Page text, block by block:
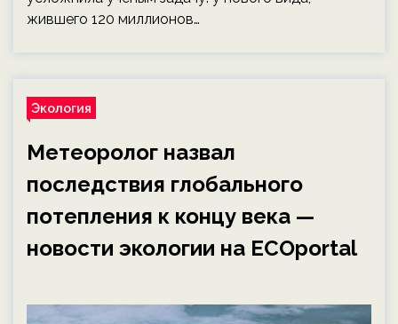
жившего 120 миллионов…
Экология
Метеоролог назвал
последствия глобального
потепления к концу века —
новости экологии на ECOportal